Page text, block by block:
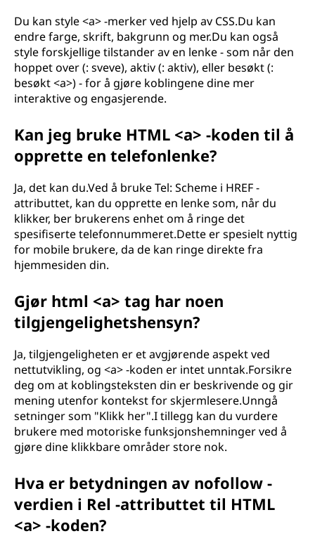
Du kan style <a> -merker ved hjelp av CSS.Du kan
endre farge, skrift, bakgrunn og mer.Du kan også
style forskjellige tilstander av en lenke - som når den
hoppet over (: sveve), aktiv (: aktiv), eller besøkt (:
besøkt <a>) - for å gjøre koblingene dine mer
interaktive og engasjerende.
Kan jeg bruke HTML <a> -koden til å
opprette en telefonlenke?
Ja, det kan du.Ved å bruke Tel: Scheme i HREF -
attributtet, kan du opprette en lenke som, når du
klikker, ber brukerens enhet om å ringe det
spesifiserte telefonnummeret.Dette er spesielt nyttig
for mobile brukere, da de kan ringe direkte fra
hjemmesiden din.
Gjør html <a> tag har noen
tilgjengelighetshensyn?
Ja, tilgjengeligheten er et avgjørende aspekt ved
nettutvikling, og <a> -koden er intet unntak.Forsikre
deg om at koblingsteksten din er beskrivende og gir
mening utenfor kontekst for skjermlesere.Unngå
setninger som "Klikk her".I tillegg kan du vurdere
brukere med motoriske funksjonshemninger ved å
gjøre dine klikkbare områder store nok.
Hva er betydningen av nofollow -
verdien i Rel -attributtet til HTML
<a> -koden?